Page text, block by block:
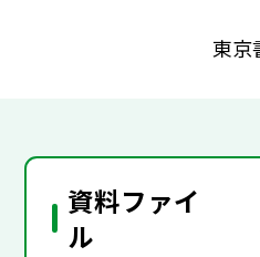
東
資料ファイ
ル